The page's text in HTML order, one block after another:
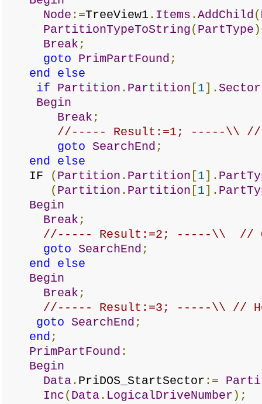
Node :=TreeView1 . Items .AddChild(
PartitionTypeToString( PartType
Break ;
goto
PrimPartFound ;
end
else
if
Partition . Partition [1]. Sector
Begin
Break ;
//----- Result:=1; -----\\ //
goto
SearchEnd ;
end
else
IF
( Partition . Partition [1].
( Partition . Partition [1].
Begin
Break ;
//----- Result:=2; -----\\ //
goto
SearchEnd ;
end
else
Begin
Break ;
//----- Result:=3; -----\\ // Не
goto
SearchEnd ;
end ;
PrimPartFound :
Begin
Data. PriDOS_StartSector :=
Inc( Data. LogicalDriveNumber );